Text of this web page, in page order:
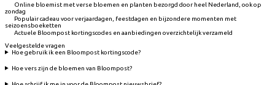
Online bloemist met verse bloemen en planten bezorgd door heel Nederland, ook op
zondag
Populair cadeau voor verjaardagen, feestdagen en bijzondere momenten met
seizoensboeketten
Actuele Bloompost kortingscodes en aanbiedingen overzichtelijk verzameld
Veelgestelde vragen
Hoe gebruik ik een Bloompost kortingscode?
Hoe vers zijn de bloemen van Bloompost?